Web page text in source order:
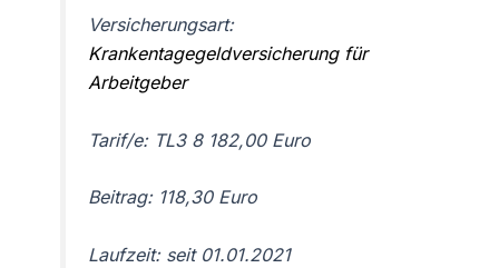
Versicherungsart:
Krankentagegeldversicherung für
Arbeitgeber
Tarif/e: TL3 8 182,00 Euro
Beitrag: 118,30 Euro
Laufzeit: seit 01.01.2021